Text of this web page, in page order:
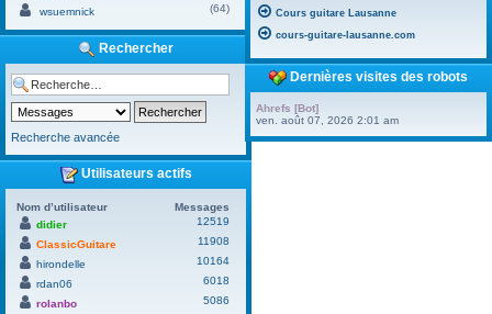
wsuemnick
(64)
Rechercher
Recherche avancée
Utilisateurs actifs
Nom d’utilisateur
Messages
didier
12519
ClassicGuitare
11908
hirondelle
10164
rdan06
6018
rolanbo
5086
Cours guitare Lausanne
cours-guitare-lausanne.com
Dernières visites des robots
Ahrefs [Bot]
ven. août 07, 2026 2:01 am